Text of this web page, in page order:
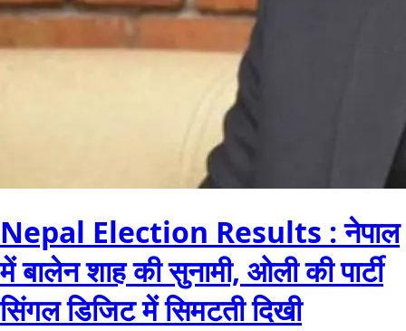
Nepal Election Results : नेपाल
में बालेन शाह की सुनामी, ओली की पार्टी
सिंगल डिजिट में सिमटती दिखी